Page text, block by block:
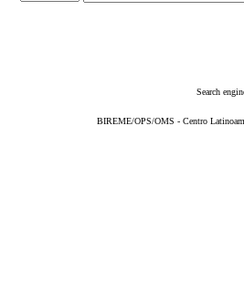
Search
BIREME/OPS/OMS - Centro